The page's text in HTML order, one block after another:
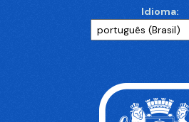
Idioma